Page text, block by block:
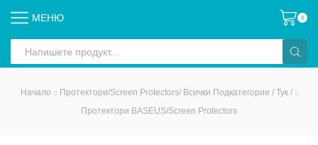
МЕНЮ 0
input
Начало
Протектори/Screen Protectors/ Всички Подкатегории / Тук /
Протектори BASEUS/Screen Protectors